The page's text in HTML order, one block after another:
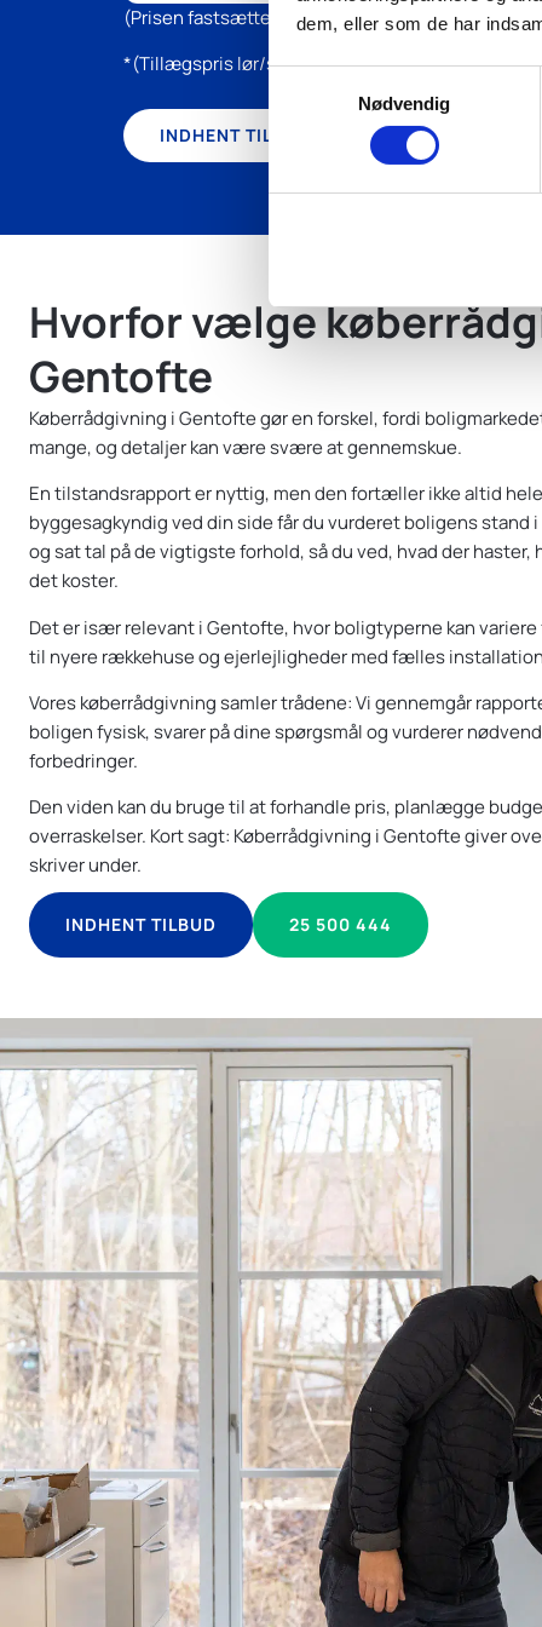
dem, eller som de har
Nødvendig
(Prisen fastsættes ud fra det samlede antal
*(Tillægspris lør/søn fra 1.500 kr. inkl. moms)
INDHENT TILBUD 25 500 444
Hvorfor vælge
Gentofte
Køberrådgivning i Gentofte gør en forskel, fordi
mange, og detaljer kan være svære at gennemskue.
En tilstandsrapport er nyttig, men den fortæller ikke altid
byggesagkyndig ved din side får du vurderet boligens stand
og sat tal på de vigtigste forhold, så du ved, hvad der haster,
det koster.
Det er især relevant i Gentofte, hvor boligtyperne kan
til nyere rækkehuse og ejerlejligheder med fælles
Vores køberrådgivning samler trådene: Vi gennemgår
boligen fysisk, svarer på dine spørgsmål og vurderer
forbedringer.
Den viden kan du bruge til at forhandle pris, planlægge
overraskelser. Kort sagt: Køberrådgivning i Gentofte giver
skriver under.
INDHENT TILBUD 25 500 444